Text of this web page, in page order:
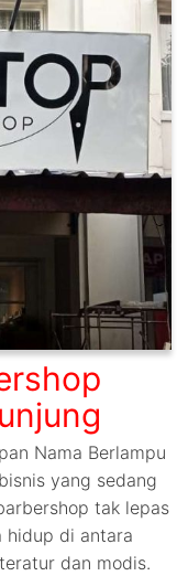
Nama Berlampu
yang sedang
tak lepas
hidup di antara
dan modis.